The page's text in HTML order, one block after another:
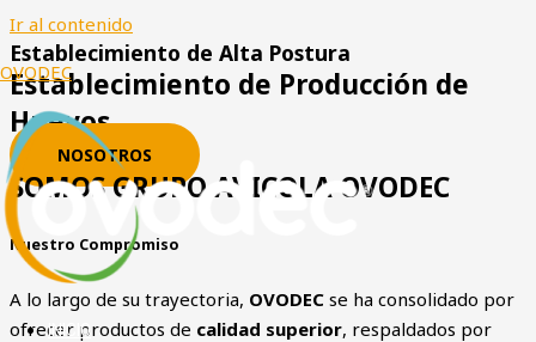
Ir al contenido
OVODEC
INICIO
Establecimiento de Alta Postura
Establecimiento de Producción de
Huevos
NOSOTROS
SOMOS GRUPO AVICOLA OVODEC
Nuestro Compromiso
A lo largo de su trayectoria, OVODEC se ha consolidado por
ofrecer productos de calidad superior, respaldados por